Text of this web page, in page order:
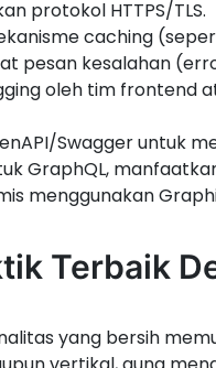
protokol HTTPS/TLS.
caching
pesan kesalahan
oleh tim frontend
Swagger untuk
GraphQL,
menggunakan
Terbaik
yang bersih